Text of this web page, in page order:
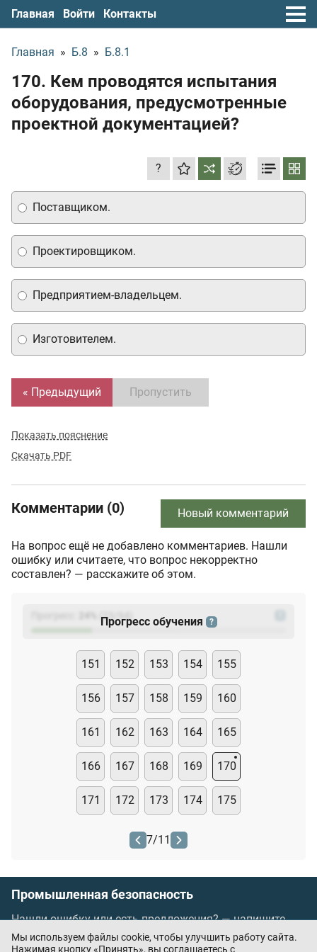
Главная Войти Контакты
Главная » Б.8 » Б.8.1
170. Кем проводятся испытания
оборудования, предусмотренные
проектной документацией?
?
Предприятием-владельцем.
Проектировщиком.
Изготовителем.
Поставщиком.
« Предыдущий Пропустить
Показать пояснение
Скачать PDF
Комментарии (0) Новый комментарий
На вопрос ещё не добавлено комментариев. Нашли
ошибку или считаете, что вопрос некорректно
составлен? — расскажите об этом.
(23
Прогресс обучения ?
151 152 153 154 155
156 157 158 159 160
161 162 163 164 165
166 167 168 169 170
171 172 173 174 175
7/11
Промышленная безопасность
Нашли ошибку или есть предложения? —напишите
нам
Мы используем файлы cookie, чтобы улучшить работу сайта.
Нажимая кнопку «Принять», вы соглашаетесь с